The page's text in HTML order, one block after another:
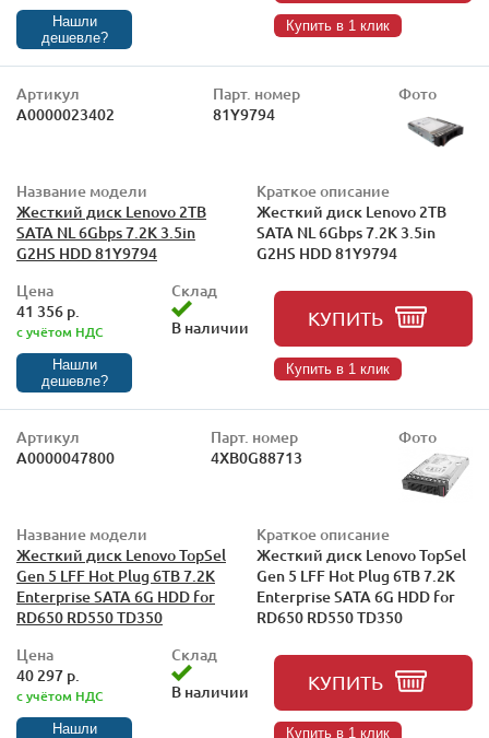
Нашли
дешевле?
Купить в 1 клик
Артикул
А0000023402
Парт. номер
81Y9794
Фото
Название модели
Жесткий диск Lenovo 2TB
SATA NL 6Gbps 7.2K 3.5in
G2HS HDD 81Y9794
Краткое описание
Жесткий диск Lenovo 2TB
SATA NL 6Gbps 7.2K 3.5in
G2HS HDD 81Y9794
Цена
41 356 р.
с учётом НДС
Нашли
дешевле?
Склад
В наличии
КУПИТЬ
Купить в 1 клик
Артикул
А0000047800
Парт. номер
4XB0G88713
Фото
Название модели
Жесткий диск Lenovo TopSel
Gen 5 LFF Hot Plug 6TB 7.2K
Enterprise SATA 6G HDD for
RD650 RD550 TD350
Краткое описание
Жесткий диск Lenovo TopSel
Gen 5 LFF Hot Plug 6TB 7.2K
Enterprise SATA 6G HDD for
RD650 RD550 TD350
Цена
40 297 р.
с учётом НДС
Нашли
Склад
В наличии
КУПИТЬ
Купить в 1 клик